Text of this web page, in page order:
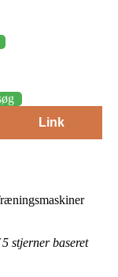
Link
stjerner baseret